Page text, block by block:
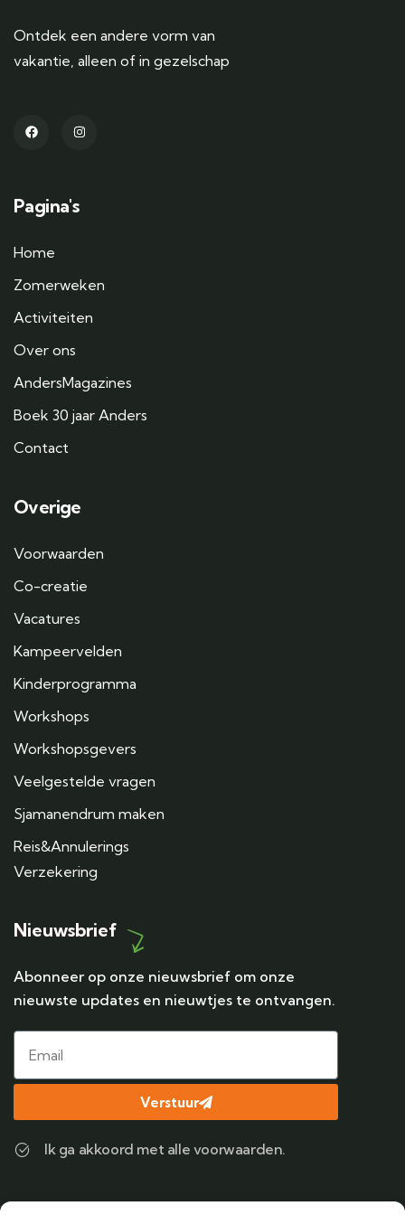
Ontdek een andere vorm van
vakantie, alleen of in gezelschap
Pagina's
Home
Zomerweken
Activiteiten
Over ons
AndersMagazines
Boek 30 jaar Anders
Contact
Overige
Voorwaarden
Co-creatie
Vacatures
Kampeervelden
Kinderprogramma
Workshops
Workshopsgevers
Veelgestelde vragen
Sjamanendrum maken
Reis&Annulerings
Verzekering
Nieuwsbrief
Abonneer op onze nieuwsbrief om onze
nieuwste updates en nieuwtjes te ontvangen.
Verstuur
Ik ga akkoord met alle voorwaarden.